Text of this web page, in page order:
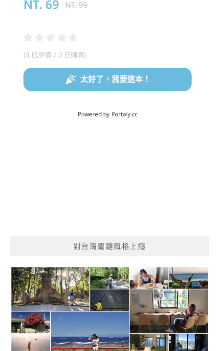
對台灣關鍵風格上癮